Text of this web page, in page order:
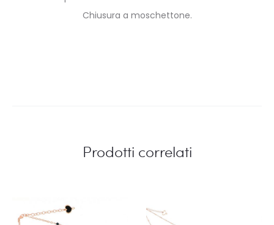
Chiusura a moschettone.
Prodotti correlati